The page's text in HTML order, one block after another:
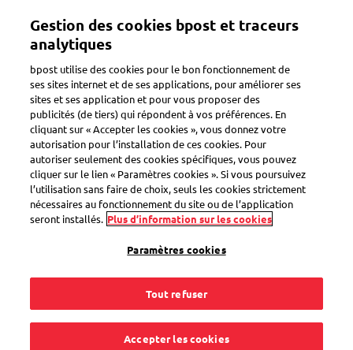
contenu
Toggle navigation
Comment ça fonctionne ?
Quels sont la taille et
le poids maximum
d'un envoi de retour
Gestion des cookies bpost et traceurs
analytiques
bpost utilise des cookies pour le bon fonctionnement de
ses sites internet et de ses applications, pour améliorer ses
sites et ses application et pour vous proposer des
publicités (de tiers) qui répondent à vos préférences. En
cliquant sur « Accepter les cookies », vous donnez votre
autorisation pour l’installation de ces cookies. Pour
autoriser seulement des cookies spécifiques, vous pouvez
cliquer sur le lien « Paramètres cookies ». Si vous poursuivez
l’utilisation sans faire de choix, seuls les cookies strictement
nécessaires au fonctionnement du site ou de l’application
seront installés. Plus d’information sur les cookies
Paramètres cookies
Tout refuser
Accepter les cookies